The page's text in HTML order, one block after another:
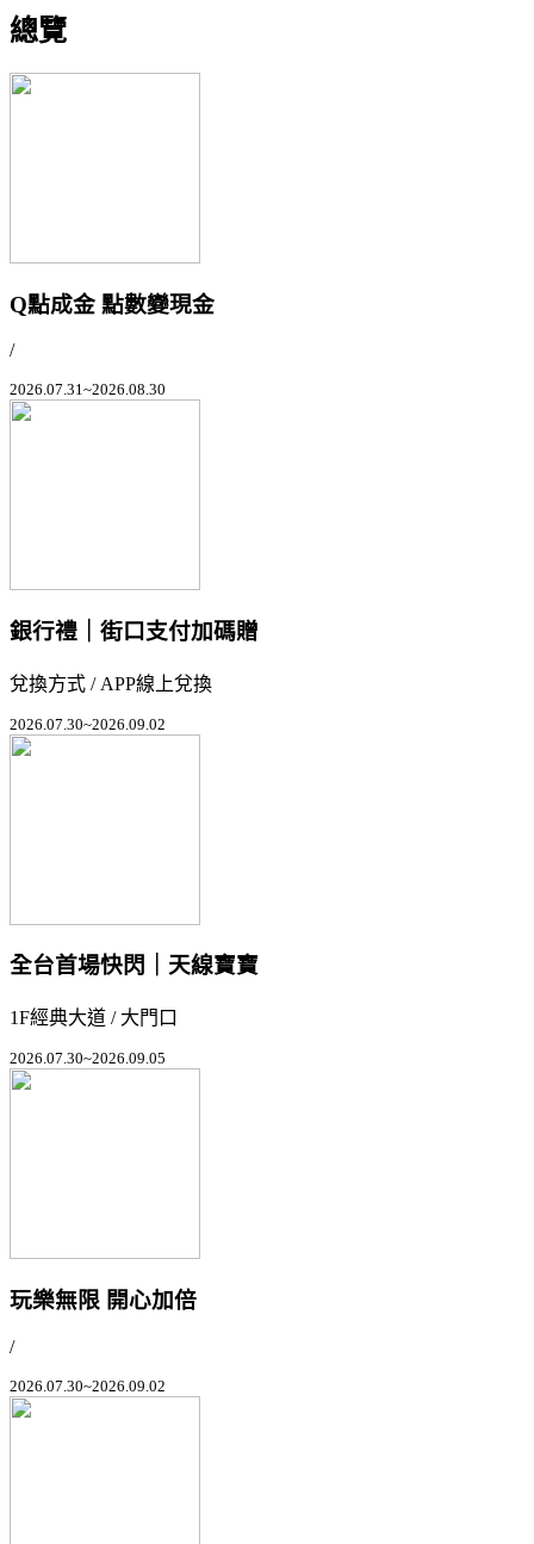
總覽
Q點成金 點數變現金
/
2026.07.31~2026.08.30
銀行禮｜街口支付加碼贈
兌換方式 / APP線上兌換
2026.07.30~2026.09.02
全台首場快閃｜天線寶寶
1F經典大道 / 大門口
2026.07.30~2026.09.05
玩樂無限 開心加倍
/
2026.07.30~2026.09.02